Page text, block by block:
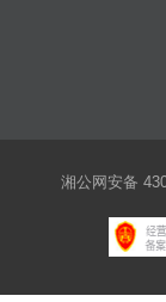
湘公网安备